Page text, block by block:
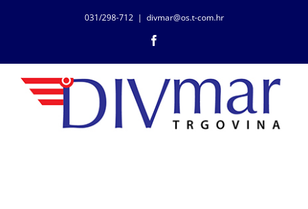
031/298-712 | divmar@os.t-com.hr